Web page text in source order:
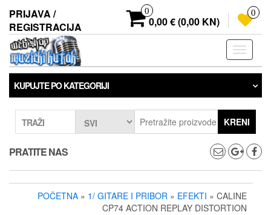
sadržaj
PRIJAVA /
REGISTRACIJA
0
0,00 € (0,00 KN)
0
KUPUJTE PO KATEGORIJI
TRAŽI KRENI
PRATITE NAS
POČETNA » 1/ GITARE I PRIBOR » EFEKTI » CALINE
CP74 ACTION REPLAY DISTORTION